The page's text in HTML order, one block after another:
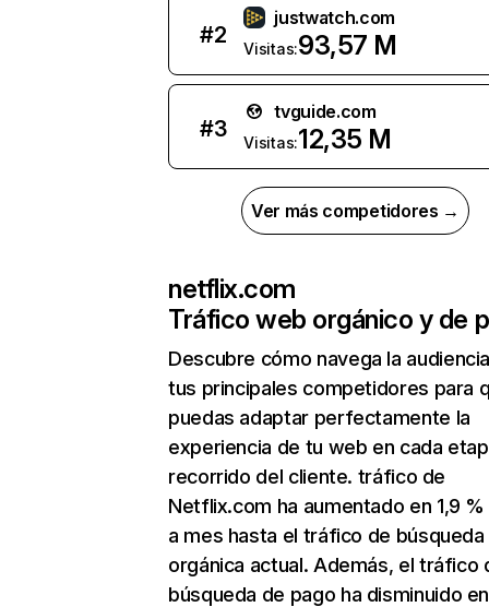
#2
justwatch.com
Visitas:93,57 M
#3
tvguide.com
Visitas:12,35 M
Ver más competidores →
netflix.com
Tráfico web orgánico y de
Descubre cómo navega la
tus principales competidores para
puedas adaptar perfectamente la
experiencia de tu web en cada
recorrido del cliente. tráfico de
Netflix.com ha aumentado en 1,9
a mes hasta el tráfico de búsqueda
orgánica actual. Además, el tráfico
búsqueda de pago ha disminuido en